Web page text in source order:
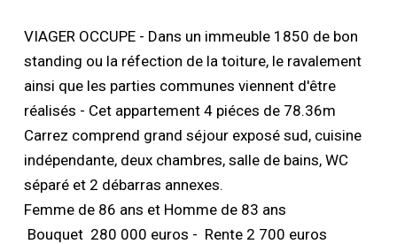
VIAGER OCCUPE - Dans un immeuble 1850 de bon
standing ou la réfection de la toiture, le ravalement
ainsi que les parties communes viennent d'être
réalisés - Cet appartement 4 piéces de 78.36m
Carrez comprend grand séjour exposé sud, cuisine
indépendante, deux chambres, salle de bains, WC
séparé et 2 débarras annexes.
Femme de 86 ans et Homme de 83 ans
Bouquet 280 000 euros - Rente 2 700 euros